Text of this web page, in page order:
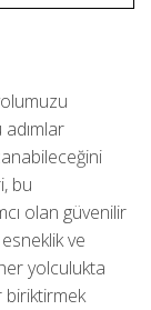
bu
olan güvenilir
ve
yolculukta
biriktirmek